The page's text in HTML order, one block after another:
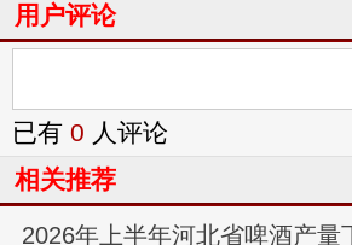
用户评论
已有 0 人评论
相关推荐
2026年上半年河北省啤酒产量